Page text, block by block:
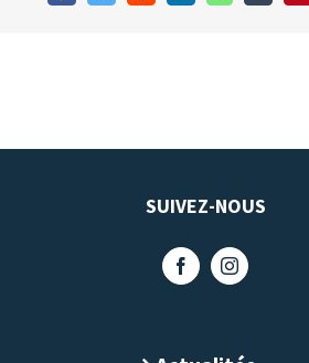
SUIVEZ-NOUS